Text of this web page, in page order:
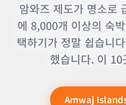
암와즈 제도가 명소로
에 8,000개 이상의 숙
택하기가 정말 쉽습니
했습니다. 이 10
Amwaj